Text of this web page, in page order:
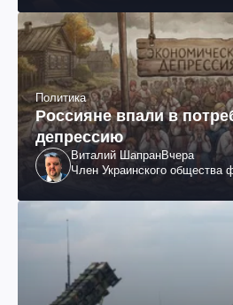
Политика
Россияне впали в
депрессию
Виталий ШапранВчера
Член Украинского общества